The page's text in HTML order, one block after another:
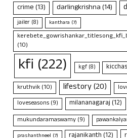
crime(13) darlingkrishna(14)
jailer (8) kanthara (7)
(10)
kfi (222) kgf(8)
kruthvik(10) lifestory(20)
loveseasons (9) milananagaraj(12)
mukundaramaswamy (9)
prashanthneel (7)